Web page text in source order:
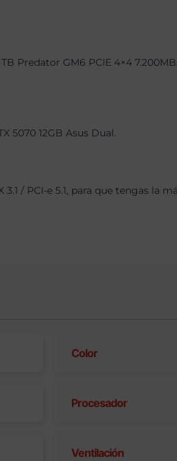
Predator GM6 PCIE 4×4
5070 12GB Asus Dual.
/ PCI-e 5.1, para que tengas la
Color
Procesador
Ventilación